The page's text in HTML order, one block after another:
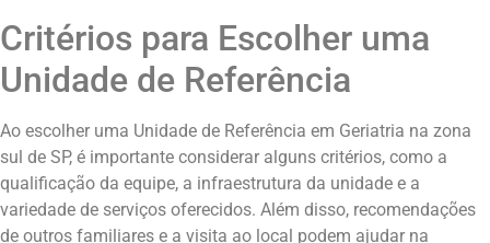
Critérios para Escolher uma
Unidade de Referência
Ao escolher uma Unidade de Referência em Geriatria na zona
sul de SP, é importante considerar alguns critérios, como a
qualificação da equipe, a infraestrutura da unidade e a
variedade de serviços oferecidos. Além disso, recomendações
de outros familiares e a visita ao local podem ajudar na